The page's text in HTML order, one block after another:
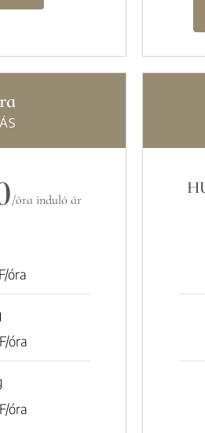
/óra induló ár
óra
óra
óra